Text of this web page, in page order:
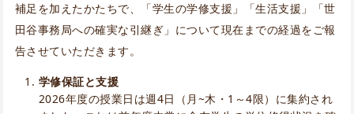
補足を加えたかたちで、「学生の学修支援」「生活支援」「世
田谷事務局への確実な引継ぎ」について現在までの経過をご報
告させていただきます。
学修保証と支援
2026年度の授業日は週4日（月~木・1～4限）に集約され